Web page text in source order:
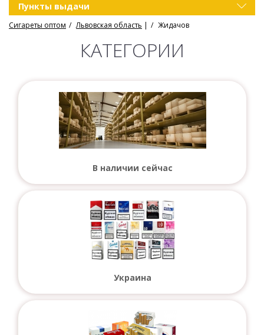
Пункты выдачи
Сигареты оптом Львовская область | Жидачов
КАТЕГОРИИ
В наличии сейчас
Украина